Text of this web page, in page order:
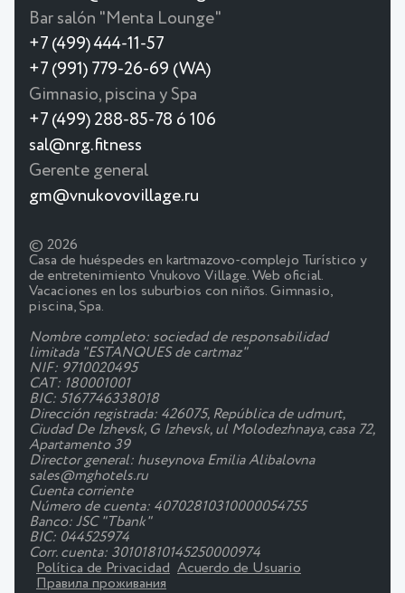
Bar salón "Menta Lounge"
+7 (499) 444-11-57
+7 (991) 779-26-69 (WA)
Gimnasio, piscina y Spa
+7 (499) 288-85-78 ó 106
sal@nrg.fitness
Gerente general
gm@vnukovovillage.ru
© 2026
Casa de huéspedes en kartmazovo-complejo Turístico y
de entretenimiento Vnukovo Village. Web oficial.
Vacaciones en los suburbios con niños. Gimnasio,
piscina, Spa.
Nombre completo: sociedad de responsabilidad
limitada "ESTANQUES de cartmaz"
NIF: 9710020495
CAT: 180001001
BIC: 5167746338018
Dirección registrada: 426075, República de udmurt,
Ciudad De Izhevsk, G Izhevsk, ul Molodezhnaya, casa 72,
Apartamento 39
Director general: huseynova Emilia Alibalovna
sales@mghotels.ru
Cuenta corriente
Número de cuenta: 40702810310000054755
Banco: JSC "Tbank"
BIC: 044525974
Corr. cuenta: 30101810145250000974
Política de Privacidad Acuerdo de Usuario
Правила проживания